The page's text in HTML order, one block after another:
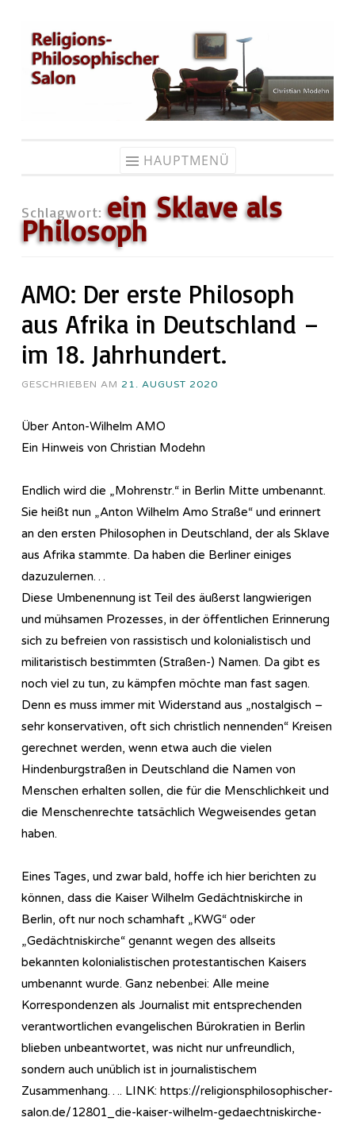
Zum
Inhalt
springen
HAUPTMENÜ
Schlagwort:ein Sklave als
Philosoph
AMO: Der erste Philosoph
aus Afrika in Deutschland –
im 18. Jahrhundert.
GESCHRIEBEN AM 21. AUGUST 2020
Über Anton-Wilhelm AMO
Ein Hinweis von Christian Modehn
Endlich wird die „Mohrenstr.“ in Berlin Mitte umbenannt.
Sie heißt nun „Anton Wilhelm Amo Straße“ und erinnert
an den ersten Philosophen in Deutschland, der als Sklave
aus Afrika stammte. Da haben die Berliner einiges
dazuzulernen…
Diese Umbenennung ist Teil des äußerst langwierigen
und mühsamen Prozesses, in der öffentlichen Erinnerung
sich zu befreien von rassistisch und kolonialistisch und
militaristisch bestimmten (Straßen-) Namen. Da gibt es
noch viel zu tun, zu kämpfen möchte man fast sagen.
Denn es muss immer mit Widerstand aus „nostalgisch –
sehr konservativen, oft sich christlich nennenden“ Kreisen
gerechnet werden, wenn etwa auch die vielen
Hindenburgstraßen in Deutschland die Namen von
Menschen erhalten sollen, die für die Menschlichkeit und
die Menschenrechte tatsächlich Wegweisendes getan
haben.
Eines Tages, und zwar bald, hoffe ich hier berichten zu
können, dass die Kaiser Wilhelm Gedächtniskirche in
Berlin, oft nur noch schamhaft „KWG“ oder
„Gedächtniskirche“ genannt wegen des allseits
bekannten kolonialistischen protestantischen Kaisers
umbenannt wurde. Ganz nebenbei: Alle meine
Korrespondenzen als Journalist mit entsprechenden
verantwortlichen evangelischen Bürokratien in Berlin
blieben unbeantwortet, was nicht nur unfreundlich,
sondern auch unüblich ist in journalistischem
Zusammenhang…. LINK: https://religionsphilosophischer-
salon.de/12801_die-kaiser-wilhelm-gedaechtniskirche-